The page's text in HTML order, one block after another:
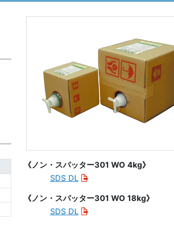
《ノン・スパッター301 WO 4kg》
SDS DL
《ノン・スパッター301 WO 18kg》
SDS DL